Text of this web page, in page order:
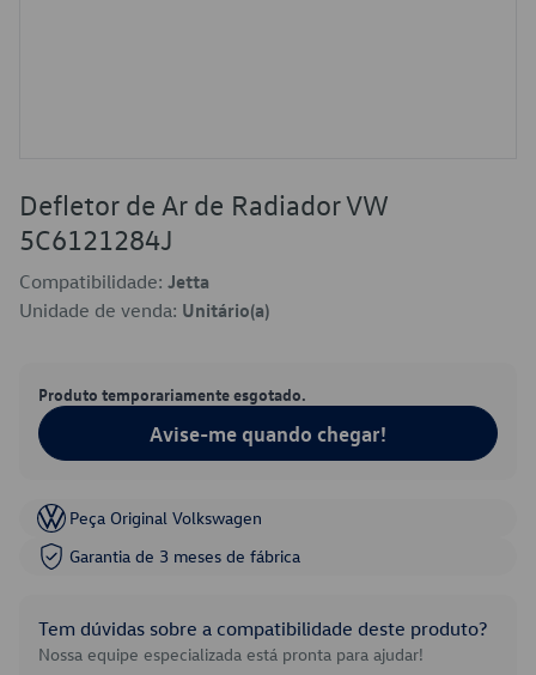
Defletor de Ar de Radiador VW
5C6121284J
Compatibilidade: Jetta
Unidade de venda: Unitário(a)
Produto temporariamente esgotado.
Avise-me quando chegar!
Peça Original Volkswagen
Garantia de 3 meses de fábrica
Tem dúvidas sobre a compatibilidade deste produto?
Nossa equipe especializada está pronta para ajudar!